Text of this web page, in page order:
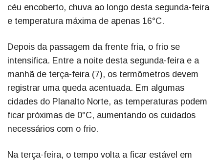
céu encoberto, chuva ao longo desta segunda-feira
e temperatura máxima de apenas 16°C.
Depois da passagem da frente fria, o frio se
intensifica. Entre a noite desta segunda-feira e a
manhã de terça-feira (7), os termômetros devem
registrar uma queda acentuada. Em algumas
cidades do Planalto Norte, as temperaturas podem
ficar próximas de 0°C, aumentando os cuidados
necessários com o frio.
Na terça-feira, o tempo volta a ficar estável em